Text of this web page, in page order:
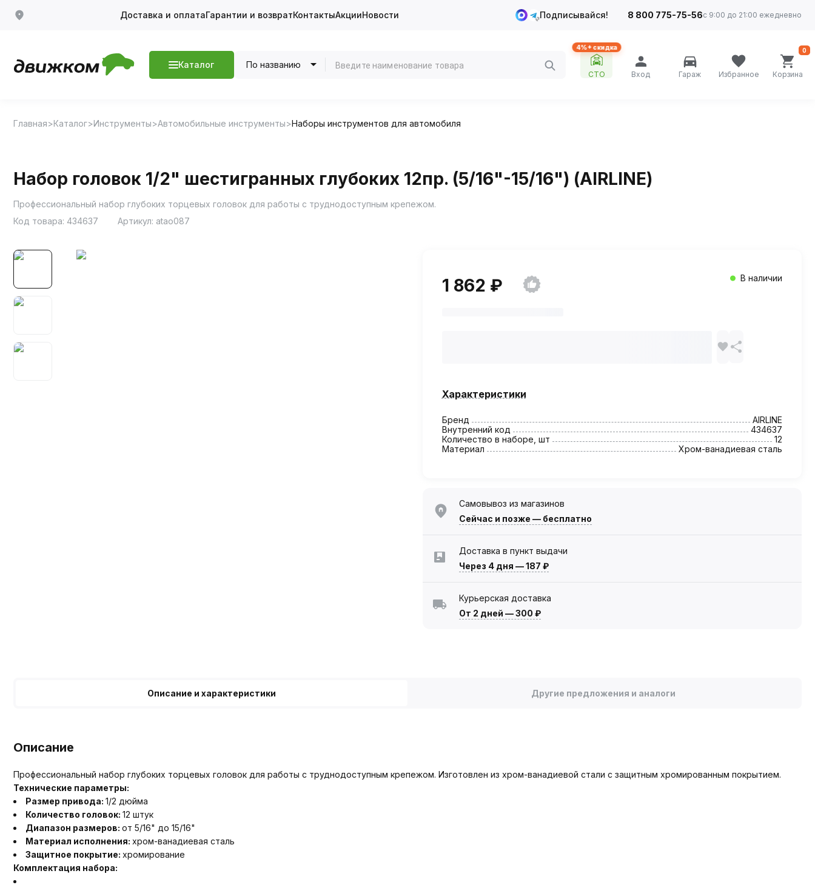
Доставка и оплатаГарантии и возвратКонтактыАкцииНовости Подписывайся! 8 800 775-75-56с 9:00 до 21:00 ежедневно
Каталог По названию
4%+ скидка
СТО Вход Гараж Избранное Корзина
0
Главная Каталог Инструменты Автомобильные инструменты Наборы инструментов для автомобиля
Набор головок 1/2" шестигранных глубоких 12пр. (5/16"-15/16") (AIRLINE)
Профессиональный набор глубоких торцевых головок для работы с труднодоступным крепежом.
Код товара: 434637 Артикул: atao087
1 862 ₽ В наличии
Характеристики
Бренд
AIRLINE
Внутренний код
434637
Количество в наборе, шт
12
Материал
Хром-ванадиевая сталь
Самовывоз из магазинов
Сейчас и позже — бесплатно
Доставка в пункт выдачи
Через 4 дня —187 ₽
Курьерская доставка
От 2 дней —300 ₽
Описание и характеристики Другие предложения и аналоги
Описание
Профессиональный набор глубоких торцевых головок для работы с труднодоступным крепежом. Изготовлен из хром-ванадиевой стали с защитным хромированным покрытием.
Технические параметры:
Размер привода: 1/2 дюйма
Количество головок: 12 штук
Диапазон размеров: от 5/16" до 15/16"
Материал исполнения: хром-ванадиевая сталь
Защитное покрытие: хромирование
Комплектация набора: